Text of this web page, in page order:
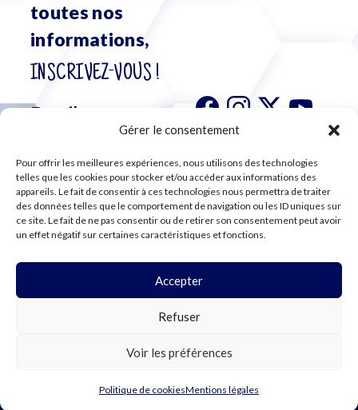
Gérer le consentement
Pour offrir les meilleures expériences, nous utilisons des technologies
telles que les cookies pour stocker et/ou accéder aux informations des
appareils. Le fait de consentir à ces technologies nous permettra de traiter
des données telles que le comportement de navigation ou les ID uniques sur
ce site. Le fait de ne pas consentir ou de retirer son consentement peut avoir
un effet négatif sur certaines caractéristiques et fonctions.
Accepter
Refuser
Voir les préférences
Politique de cookiesMentions légales
toutes nos
informations,
INSCRIVEZ-VOUS !
S'abonner à
notre
newsletter
COOKIES
WEBDESIGN PAR LEMON Création